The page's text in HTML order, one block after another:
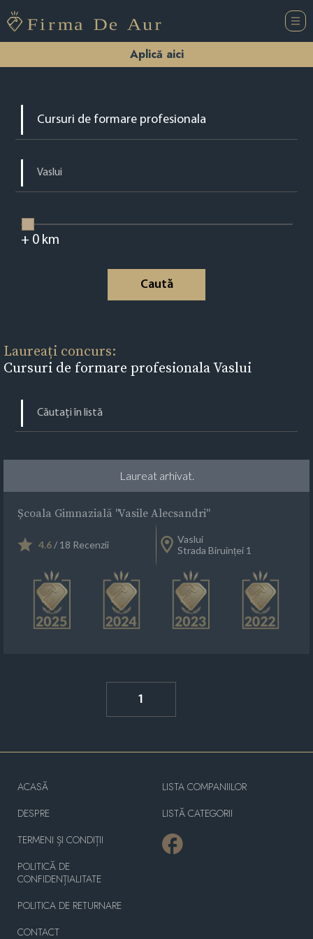
Aplică aici
+ 0km
Caută
Laureați concurs:
Cursuri de formare profesionala Vaslui
Laureat arhivat.
Școala Gimnazială "Vasile Alecsandri"
4.6/ 18 Recenzii
Vaslui
Strada Biruinței 1
1
ACASĂ
DESPRE
TERMENI ȘI CONDIȚII
POLITICĂ DE
CONFIDENȚIALITATE
POLITICA DE RETURNARE
CONTACT
LISTA COMPANIILOR
LISTĂ CATEGORII